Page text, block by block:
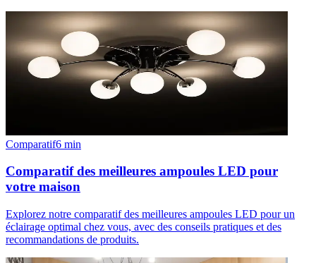
Comparatif6 min
Comparatif des meilleures ampoules LED pour
votre maison
Explorez notre comparatif des meilleures ampoules LED pour un
éclairage optimal chez vous, avec des conseils pratiques et des
recommandations de produits.